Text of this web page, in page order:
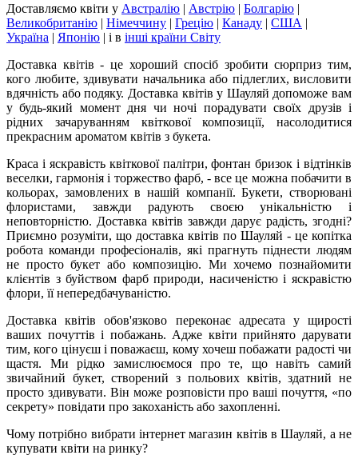
Доставляємо квіти у Австралію | Австрію | Болгарію |
Великобританію | Німеччину | Грецію | Канаду | США |
Україна | Японію | і в інші країни Світу
Доставка квітів - це хороший спосіб зробити сюрприз тим,
кого любите, здивувати начальника або підлеглих, висловити
вдячність або подяку. Доставка квітів у Шауляй допоможе вам
у будь-який момент дня чи ночі порадувати своїх друзів і
рідних зачаруванням квіткової композиції, насолодитися
прекрасним ароматом квітів з букета.
Краса і яскравість квіткової палітри, фонтан бризок і відтінків
веселки, гармонія і торжество фарб, - все це можна побачити в
кольорах, замовлених в нашій компанії. Букети, створювані
флористами, завжди радують своєю унікальністю і
неповторністю. Доставка квітів завжди дарує радість, згодні?
Приємно розуміти, що доставка квітів по Шауляй - це копітка
робота команди професіоналів, які прагнуть піднести людям
не просто букет або композицію. Ми хочемо познайомити
клієнтів з буйством фарб природи, насиченістю і яскравістю
флори, її непередбачуваністю.
Доставка квітів обов'язково переконає адресата у щирості
ваших почуттів і побажань. Адже квіти прийнято дарувати
тим, кого цінуєш і поважаєш, кому хочеш побажати радості чи
щастя. Ми рідко замислюємося про те, що навіть самий
звичайний букет, створений з польових квітів, здатний не
просто здивувати. Він може розповісти про ваші почуття, «по
секрету» повідати про закоханість або захопленні.
Чому потрібно вибрати інтернет магазин квітів в Шауляй, а не
купувати квіти на ринку?